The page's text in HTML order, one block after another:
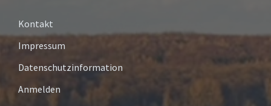
Kontakt
Impressum
Datenschutzinformation
Anmelden